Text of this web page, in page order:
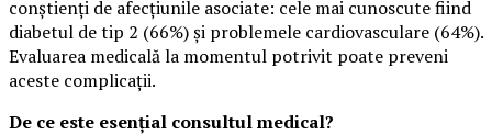
conștienți de afecțiunile asociate: cele mai cunoscute fiind
diabetul de tip 2 (66%) și problemele cardiovasculare (64%).
Evaluarea medicală la momentul potrivit poate preveni
aceste complicații.
De ce este esențial consultul medical?